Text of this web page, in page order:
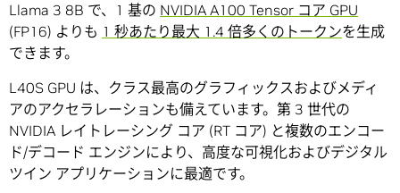
Llama 3 8B で、1 基の NVIDIA A100 Tensor コア GPU
(FP16) よりも 1 秒あたり最大 1.4 倍多くのトークンを生成
できます。
L40S GPU は、クラス最高のグラフィックスおよびメディ
アのアクセラレーションも備えています。第 3 世代の
NVIDIA レイトレーシング コア (RT コア) と複数のエンコー
ド/デコード エンジンにより、高度な可視化およびデジタル
ツイン アプリケーションに最適です。